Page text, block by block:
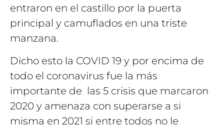
entraron en el castillo por la puerta
principal y camuflados en una triste
manzana.
Dicho esto la COVID 19 y por encima de
todo el coronavirus fue la más
importante de las 5 crisis que marcaron
2020 y amenaza con superarse a si
misma en 2021 si entre todos no le